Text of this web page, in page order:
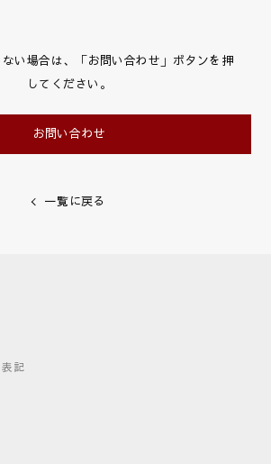
ない場合は、「お問い合わせ」ボタンを押
してください。
お問い合わせ
一覧に戻る
記